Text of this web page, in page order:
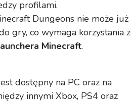
profilami.
Dungeons nie może już
gry, co wymaga korzystania z
Minecraft.
dostępny na PC oraz na
innymi Xbox, PS4 oraz